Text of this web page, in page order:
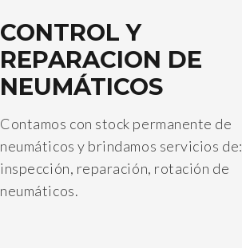
CONTROL Y
REPARACION DE
NEUMÁTICOS
Contamos con stock permanente de
neumáticos y brindamos servicios de:
inspección, reparación, rotación de
neumáticos.